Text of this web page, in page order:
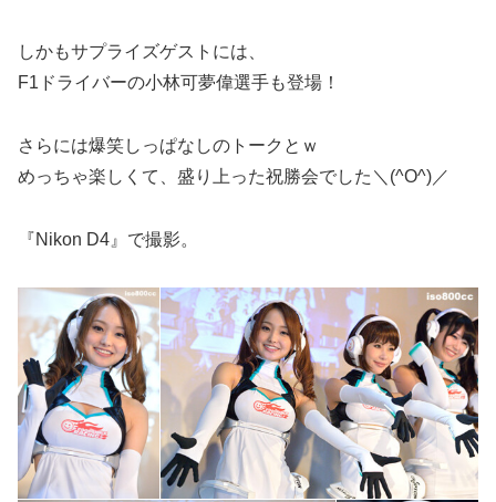
しかもサプライズゲストには、
F1ドライバーの小林可夢偉選手も登場！
さらには爆笑しっぱなしのトークとｗ
めっちゃ楽しくて、盛り上った祝勝会でした＼(^O^)／
『Nikon D4』で撮影。